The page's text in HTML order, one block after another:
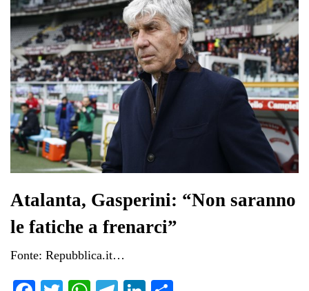
Atalanta, Gasperini: “Non saranno
le fatiche a frenarci”
Fonte: Repubblica.it…